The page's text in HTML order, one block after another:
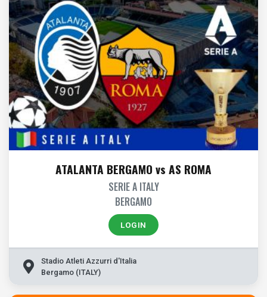
ATALANTA BERGAMO vs AS ROMA
SERIE A ITALY
BERGAMO
LOGIN
Stadio Atleti Azzurri d'Italia
Bergamo (ITALY)